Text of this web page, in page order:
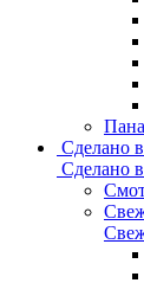
Сделано
Сделано